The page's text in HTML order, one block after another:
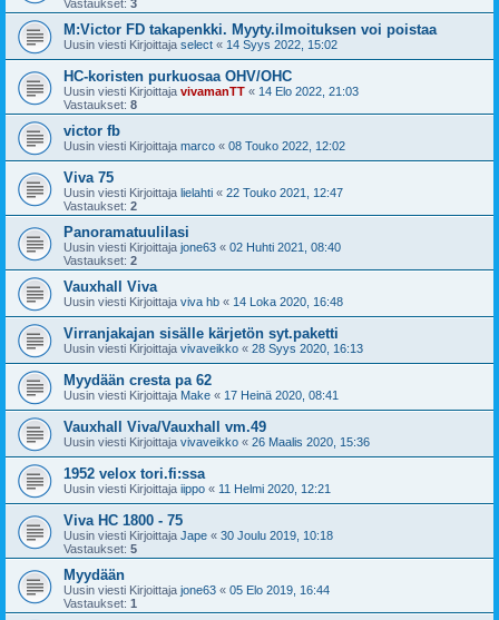
Vastaukset: 3
M:Victor FD takapenkki. Myyty.ilmoituksen voi poistaa
Uusin viesti Kirjoittaja select « 14 Syys 2022, 15:02
HC-koristen purkuosaa OHV/OHC
Uusin viesti Kirjoittaja vivamanTT « 14 Elo 2022, 21:03
Vastaukset: 8
victor fb
Uusin viesti Kirjoittaja marco « 08 Touko 2022, 12:02
Viva 75
Uusin viesti Kirjoittaja lielahti « 22 Touko 2021, 12:47
Vastaukset: 2
Panoramatuulilasi
Uusin viesti Kirjoittaja jone63 « 02 Huhti 2021, 08:40
Vastaukset: 2
Vauxhall Viva
Uusin viesti Kirjoittaja viva hb « 14 Loka 2020, 16:48
Virranjakajan sisälle kärjetön syt.paketti
Uusin viesti Kirjoittaja vivaveikko « 28 Syys 2020, 16:13
Myydään cresta pa 62
Uusin viesti Kirjoittaja Make « 17 Heinä 2020, 08:41
Vauxhall Viva/Vauxhall vm.49
Uusin viesti Kirjoittaja vivaveikko « 26 Maalis 2020, 15:36
1952 velox tori.fi:ssa
Uusin viesti Kirjoittaja iippo « 11 Helmi 2020, 12:21
Viva HC 1800 - 75
Uusin viesti Kirjoittaja Jape « 30 Joulu 2019, 10:18
Vastaukset: 5
Myydään
Uusin viesti Kirjoittaja jone63 « 05 Elo 2019, 16:44
Vastaukset: 1